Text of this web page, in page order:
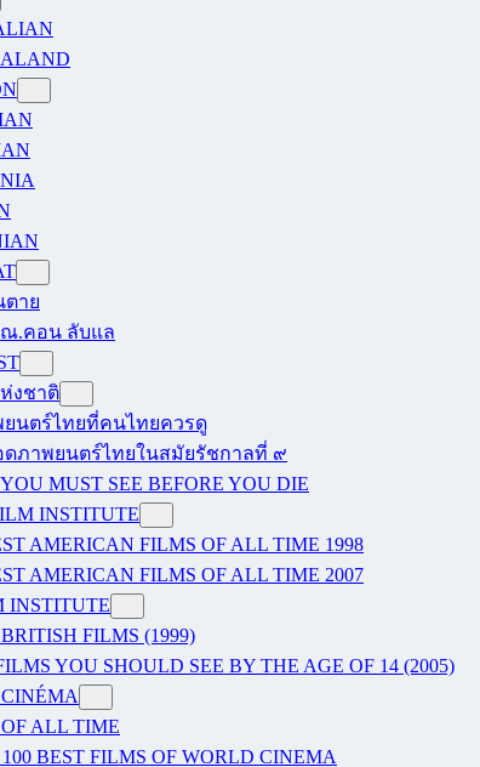
ตาย
.คอน ลับแล
งชาติ
นตร์ไทยที่คนไทยควรดู
ดภาพยนตร์ไทยในสมัยรัชกาลที่ ๙
MUST SEE BEFORE YOU DIE
INSTITUTE
AMERICAN FILMS OF ALL TIME 1998
AMERICAN FILMS OF ALL TIME 2007
INSTITUTE
FILMS (1999)
YOU SHOULD SEE BY THE AGE OF 14 (2005)
OF ALL TIME
BEST FILMS OF WORLD CINEMA